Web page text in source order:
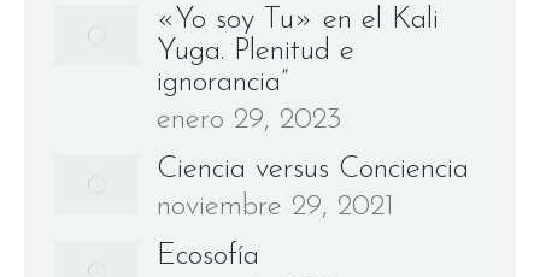
«Yo soy Tu» en el Kali
Yuga. Plenitud e
ignorancia”
enero 29, 2023
Ciencia versus Conciencia
noviembre 29, 2021
Ecosofía